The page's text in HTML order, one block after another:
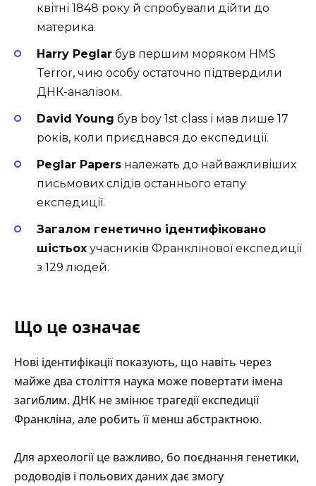
квітні 1848 року й спробували дійти до
материка.
Harry Peglar був першим моряком HMS
Terror, чию особу остаточно підтвердили
ДНК-аналізом.
David Young був boy 1st class і мав лише 17
років, коли приєднався до експедиції.
Peglar Papers належать до найважливіших
письмових слідів останнього етапу
експедиції.
Загалом генетично ідентифіковано
шістьох учасників Франклінової експедиції
з 129 людей.
Що це означає
Нові ідентифікації показують, що навіть через
майже два століття наука може повертати імена
загиблим. ДНК не змінює трагедії експедиції
Франкліна, але робить її менш абстрактною.
Для археології це важливо, бо поєднання генетики,
родоводів і польових даних дає змогу